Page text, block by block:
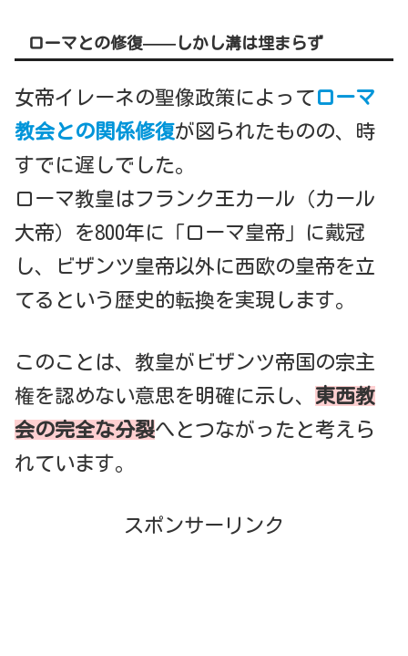
ローマとの修復——しかし溝は埋まらず
女帝イレーネの聖像政策によってローマ
教会との関係修復が図られたものの、時
すでに遅しでした。
ローマ教皇はフランク王カール（カール
大帝）を800年に「ローマ皇帝」に戴冠
し、ビザンツ皇帝以外に西欧の皇帝を立
てるという歴史的転換を実現します。
このことは、教皇がビザンツ帝国の宗主
権を認めない意思を明確に示し、 東西教
会の完全な分裂へとつながったと考えら
れています。
スポンサーリンク